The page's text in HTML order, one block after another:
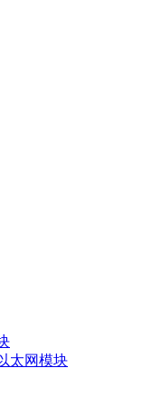
太网模块